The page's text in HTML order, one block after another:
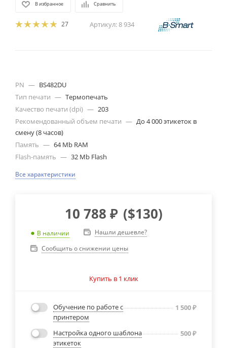
В избранное Сравнить
27 Артикул:8 934
PN — BS482DU
Тип печати — Термопечать
Качество печати (dpi) — 203
Рекомендованный объем печати — До 4 000 этикеток в
смену (8 часов)
Память — 64 Mb RAM
Flash-память — 32 Mb Flash
Все характеристики
10 788 ₽ ($130)
В наличии
Нашли дешевле?
Сообщить о снижении цены
Купить в 1 клик
Обучение по работе с
принтером
1 500₽
Настройка одного шаблона
этикеток
500₽